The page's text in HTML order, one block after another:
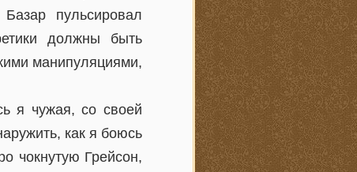
пульсировал
должны быть
манипуляциями,
я чужая, со своей
как я боюсь
чокнутую Грейсон,